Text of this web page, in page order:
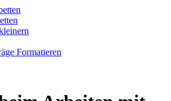
Formatieren